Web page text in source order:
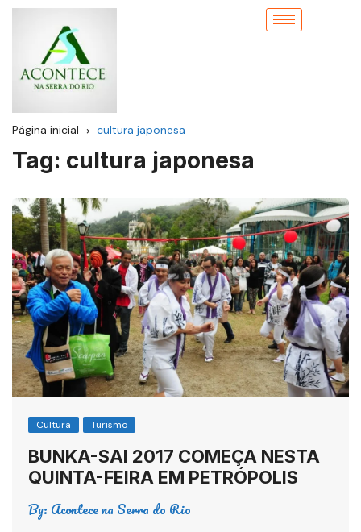
Página inicial cultura japonesa
Tag: cultura japonesa
Cultura Turismo
BUNKA-SAI 2017 COMEÇA NESTA
QUINTA-FEIRA EM PETRÓPOLIS
By: Acontece na Serra do Rio